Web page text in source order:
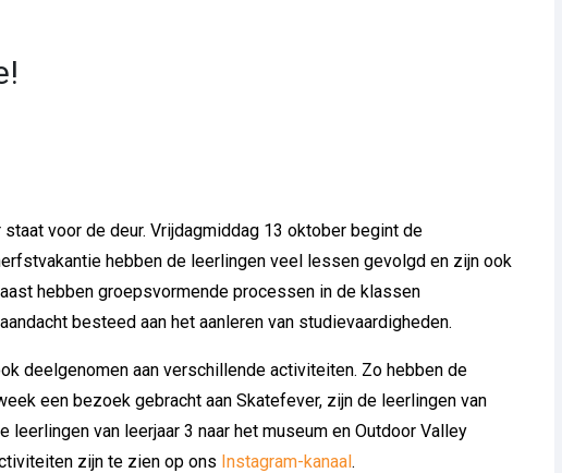
voor de deur. Vrijdagmiddag 13 oktober begint de
hebben de leerlingen veel lessen gevolgd en zijn ook
hebben groepsvormende processen in de klassen
besteed aan het aanleren van studievaardigheden.
deelgenomen aan verschillende activiteiten. Zo hebben de
een bezoek gebracht aan Skatefever, zijn de leerlingen van
leerlingen van leerjaar 3 naar het museum en Outdoor Valley
zijn te zien op ons Instagram-kanaal.